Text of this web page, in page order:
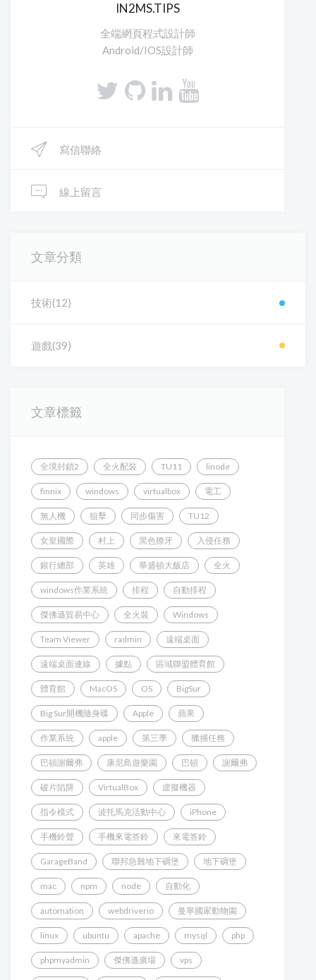
IN2MS.TIPS
全端網頁程式設計師
Android/IOS設計師
寫信聯絡
線上留言
文章分類
技術(12)
遊戲(39)
文章標籤
全境封鎖2 全火配裝 TU11 linode
finnix windows virtualbox 電工
無人機 狙擊 同步傷害 TU12
女皇國際 村上 黑色獠牙 入侵任務
銀行總部 英雄 華盛頓大飯店 全火
windows作業系統 排程 自動排程
傑佛遜貿易中心 全火裝 Windows
Team Viewer radmin 遠端桌面
遠端桌面連線 據點 區域聯盟體育館
體育館 MacOS OS BigSur
Big Sur開機隨身碟 Apple 蘋果
作業系統 apple 第三季 獵捕任務
巴頓謝爾弗 康尼島遊樂園 巴頓 謝爾弗
破片陷阱 VirtualBox 虛擬機器
指令模式 波托馬克活動中心 iPhone
手機鈴聲 手機來電答鈴 來電答鈴
GarageBand 聯邦急難地下碉堡 地下碉堡
mac npm node 自動化
automation webdriverio 曼寧國家動物園
linux ubuntu apache mysql php
phpmyadmin 傑佛遜廣場 vps